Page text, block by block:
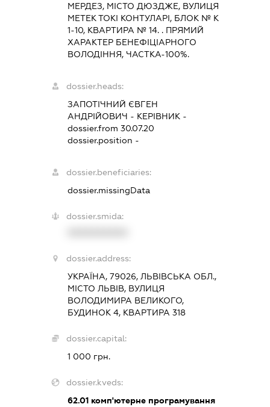
МЕРДЕЗ, МІСТО ДЮЗДЖЕ, ВУЛИЦЯ
МЕТЕК ТОКІ КОНТУЛАРІ, БЛОК № К
1-10, КВАРТИРА № 14. . ПРЯМИЙ
ХАРАКТЕР БЕНЕФІЦІАРНОГО
ВОЛОДІННЯ, ЧАСТКА-100%.
dossier.heads:
ЗАПОТІЧНИЙ ЄВГЕН
АНДРІЙОВИЧ - КЕРІВНИК -
dossier.from 30.07.20
dossier.position -
dossier.beneficiaries:
dossier.missingData
dossier.smida:
dossier.address:
УКРАЇНА, 79026, ЛЬВІВСЬКА ОБЛ.,
МІСТО ЛЬВІВ, ВУЛИЦЯ
ВОЛОДИМИРА ВЕЛИКОГО,
БУДИНОК 4, КВАРТИРА 318
dossier.capital:
1 000 грн.
dossier.kveds:
62.01комп'ютерне програмування